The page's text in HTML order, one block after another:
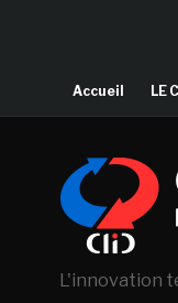
Accueil LE
L'innovation